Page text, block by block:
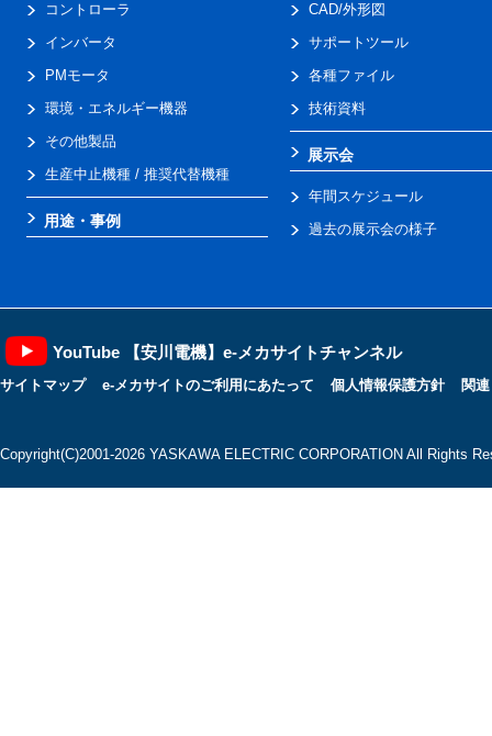
コントローラ
インバータ
PMモータ
環境・エネルギー機器
その他製品
生産中止機種 / 推奨代替機種
用途・事例
CAD/外形図
サポートツール
各種ファイル
技術資料
展示会
年間スケジュール
過去の展示会の様子
YouTube 【安川電機】e-メカサイトチャンネル
サイトマップ e-メカサイトのご利用にあたって 個人情報保護方針 関
Copyright(C)2001‐2026 YASKAWA ELECTRIC CORPORATION All Rights